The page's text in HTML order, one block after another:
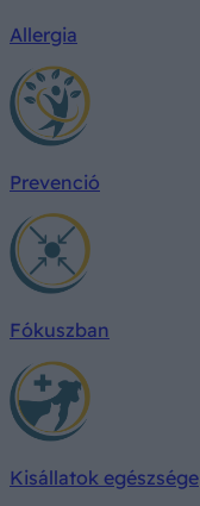
Allergia
Prevenció
Fókuszban
Kisállatok egészsége